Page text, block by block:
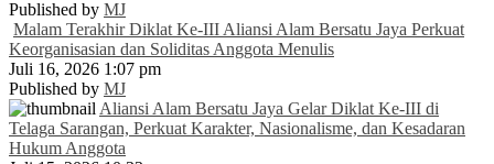
Published by MJ
Malam Terakhir Diklat Ke-III Aliansi Alam Bersatu Jaya Perkuat
Keorganisasian dan Soliditas Anggota Menulis
Juli 16, 2026 1:07 pm
Published by MJ
Aliansi Alam Bersatu Jaya Gelar Diklat Ke-III di
Telaga Sarangan, Perkuat Karakter, Nasionalisme, dan Kesadaran
Hukum Anggota